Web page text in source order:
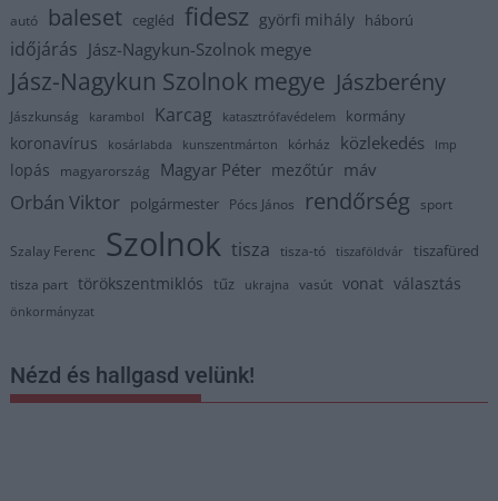
autó baleset cegléd fidesz györfi mihály háború
időjárás Jász-Nagykun-Szolnok megye
Jász-Nagykun Szolnok megye Jászberény
Jászkunság karambol Karcag katasztrófavédelem kormány
koronavírus kosárlabda kunszentmárton kórház közlekedés lmp
lopás magyarország Magyar Péter mezőtúr máv
Orbán Viktor polgármester Pócs János rendőrség sport
Szalay Ferenc Szolnok tisza tisza-tó tiszaföldvár tiszafüred
tisza part törökszentmiklós tűz ukrajna vasút vonat választás
önkormányzat
Nézd és hallgasd velünk!